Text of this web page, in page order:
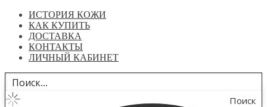
ИСТОРИЯ КОЖИ
КАК КУПИТЬ
ДОСТАВКА
КОНТАКТЫ
ЛИЧНЫЙ КАБИНЕТ
Поиск